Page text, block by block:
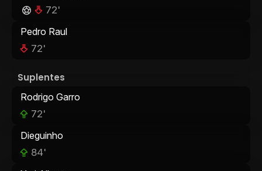
72'
Pedro Raul
72'
Suplentes
Rodrigo Garro
72'
Dieguinho
84'